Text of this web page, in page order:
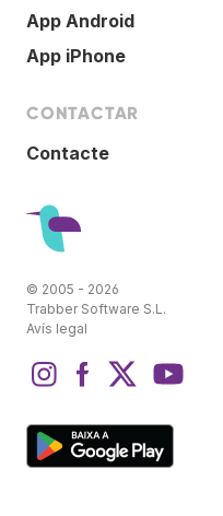
App Android
App iPhone
CONTACTAR
Contacte
© 2005 - 2026
Trabber Software S.L.
Avís legal